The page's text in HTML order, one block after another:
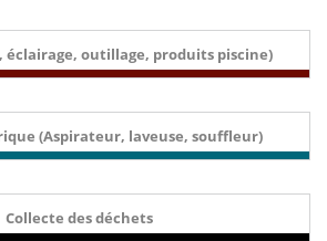
éclairage, outillage, produits piscine)
(Aspirateur, laveuse, souffleur)
Collecte des déchets